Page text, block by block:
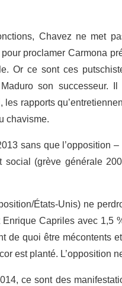
Chavez ne met
pour proclamer Carmona
Or ce sont ces
Maduro son
les rapports
chavisme.
sans que l’opposition
social (grève générale
États-Unis) ne
Capriles avec 1,5
de quoi être mécontents
est planté. L’opposition
ce sont des